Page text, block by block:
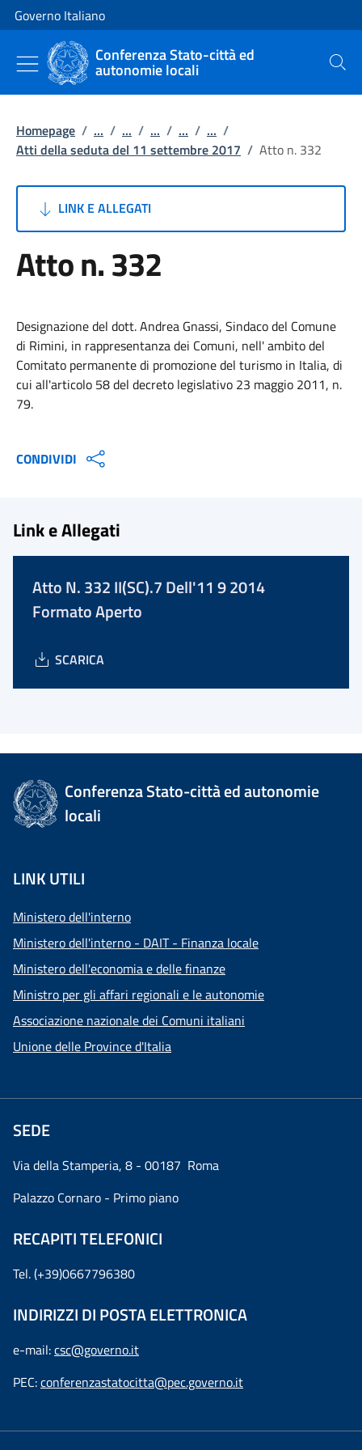
Vai al contenuto
Vai alla navigazione del sito
Governo Italiano
Conferenza Stato-città ed
autonomie locali Cerca
Homepage / ... / ... / ... / ... / ... /
Atti della seduta del 11 settembre 2017 / Atto n. 332
LINK E ALLEGATI
Atto n. 332
Designazione del dott. Andrea Gnassi, Sindaco del Comune
di Rimini, in rappresentanza dei Comuni, nell' ambito del
Comitato permanente di promozione del turismo in Italia, di
cui all'articolo 58 del decreto legislativo 23 maggio 2011, n.
79.
CONDIVIDI
Link e Allegati
Atto N. 332 II(SC).7 Dell'11 9 2014
Formato Aperto
SCARICA
Conferenza Stato-città ed autonomie
locali
LINK UTILI
Ministero dell'interno
Ministero dell'interno - DAIT - Finanza locale
Ministero dell'economia e delle finanze
Ministro per gli affari regionali e le autonomie
Associazione nazionale dei Comuni italiani
Unione delle Province d'Italia
SEDE
Via della Stamperia, 8 - 00187 Roma
Palazzo Cornaro - Primo piano
RECAPITI TELEFONICI
Tel. (+39)0667796380
INDIRIZZI DI POSTA ELETTRONICA
e-mail:csc@governo.it
PEC:conferenzastatocitta@pec.governo.it